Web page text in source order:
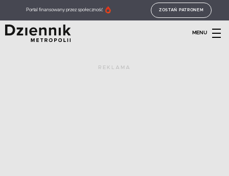
Portal finansowany przez społeczność ZOSTAŃ PATRONEM
MENU
REKLAMA